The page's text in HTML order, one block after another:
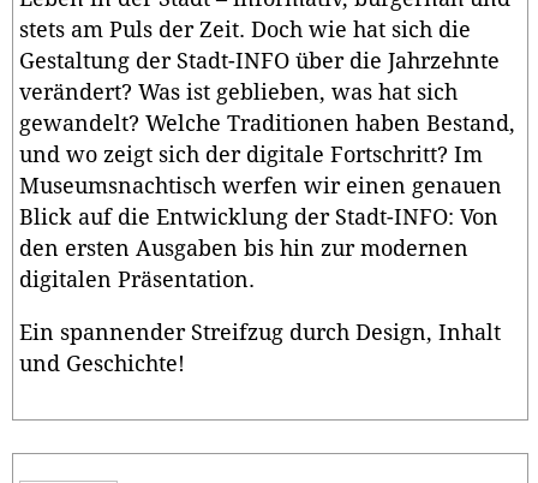
stets am Puls der Zeit. Doch wie hat sich die
Gestaltung der Stadt-INFO über die Jahrzehnte
verändert? Was ist geblieben, was hat sich
gewandelt? Welche Traditionen haben Bestand,
und wo zeigt sich der digitale Fortschritt? Im
Museumsnachtisch werfen wir einen genauen
Blick auf die Entwicklung der Stadt-INFO: Von
den ersten Ausgaben bis hin zur modernen
digitalen Präsentation.
Ein spannender Streifzug durch Design, Inhalt
und Geschichte!